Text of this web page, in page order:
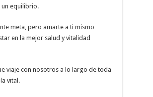
un equilibrio.
meta, pero amarte a ti mismo
en la mejor salud y vitalidad
viaje con nosotros a lo largo de toda
vital.